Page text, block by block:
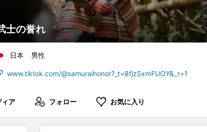
士の誉れ
日本 男性
www.tiktok.com/@samuraihonor?_t=8fjzSxmFUOY&_r=1
ィア フォロー お気に入り